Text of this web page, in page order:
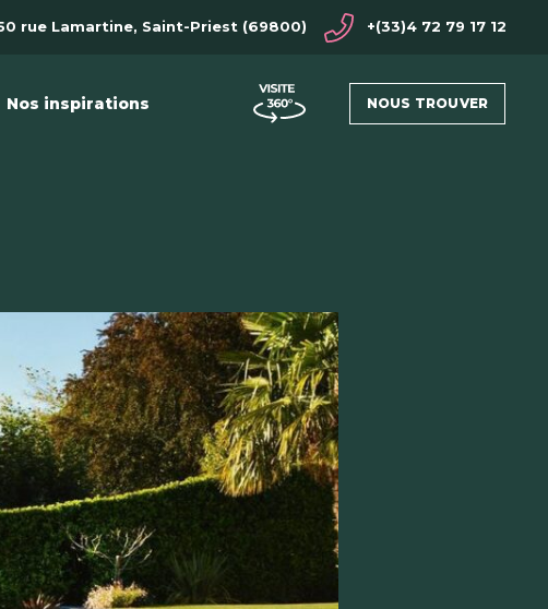
rue Lamartine, Saint-Priest (69800) +(33)4 72 79 17 12
Nos inspirations NOUS TROUVER